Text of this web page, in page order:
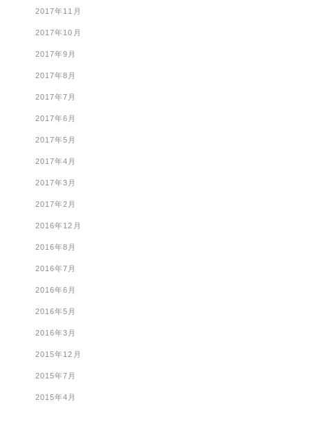
2017年11月
2017年10月
2017年9月
2017年8月
2017年7月
2017年6月
2017年5月
2017年4月
2017年3月
2017年2月
2016年12月
2016年8月
2016年7月
2016年6月
2016年5月
2016年3月
2015年12月
2015年7月
2015年4月